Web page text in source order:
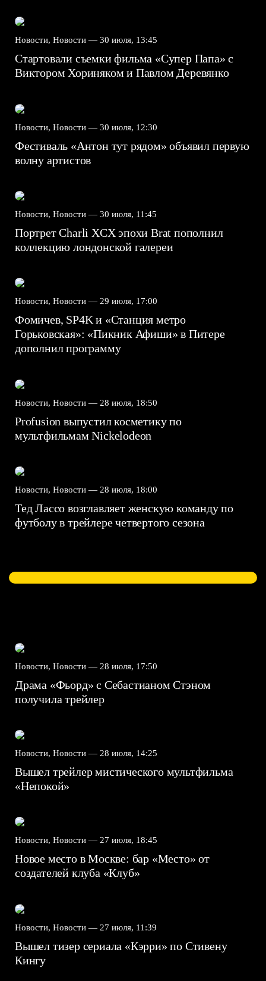
Новости, Новости — 30 июля, 13:45
Стартовали съемки фильма «Супер Папа» с
Виктором Хориняком и Павлом Деревянко
Новости, Новости — 30 июля, 12:30
Фестиваль «Антон тут рядом» объявил первую
волну артистов
Новости, Новости — 30 июля, 11:45
Портрет Charli XCX эпохи Brat пополнил
коллекцию лондонской галереи
Новости, Новости — 29 июля, 17:00
Фомичев, SP4K и «Станция метро
Горьковская»: «Пикник Афиши» в Питере
дополнил программу
Новости, Новости — 28 июля, 18:50
Profusion выпустил косметику по
мультфильмам Nickelodeon
Новости, Новости — 28 июля, 18:00
Тед Лассо возглавляет женскую команду по
футболу в трейлере четвертого сезона
Новости, Новости — 28 июля, 17:50
Драма «Фьорд» с Себастианом Стэном
получила трейлер
Новости, Новости — 28 июля, 14:25
Вышел трейлер мистического мультфильма
«Непокой»
Новости, Новости — 27 июля, 18:45
Новое место в Москве: бар «Место» от
создателей клуба «Клуб»
Новости, Новости — 27 июля, 11:39
Вышел тизер сериала «Кэрри» по Стивену
Кингу